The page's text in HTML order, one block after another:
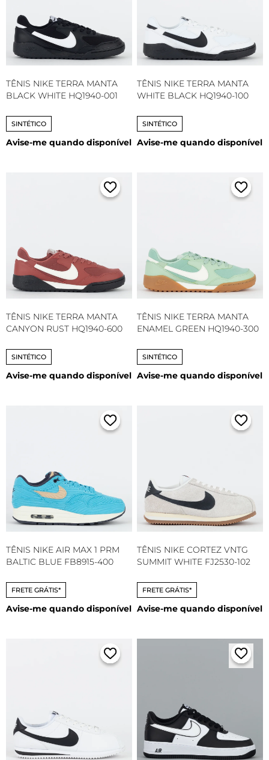
TÊNIS NIKE TERRA MANTA
BLACK WHITE HQ1940-001
SINTÉTICO
Avise-me quando disponível
TÊNIS NIKE TERRA MANTA
WHITE BLACK HQ1940-100
SINTÉTICO
Avise-me quando disponível
TÊNIS NIKE TERRA MANTA
CANYON RUST HQ1940-600
SINTÉTICO
Avise-me quando disponível
TÊNIS NIKE TERRA MANTA
ENAMEL GREEN HQ1940-300
SINTÉTICO
Avise-me quando disponível
TÊNIS NIKE AIR MAX 1 PRM
BALTIC BLUE FB8915-400
FRETE GRÁTIS*
Avise-me quando disponível
TÊNIS NIKE CORTEZ VNTG
SUMMIT WHITE FJ2530-102
FRETE GRÁTIS*
Avise-me quando disponível